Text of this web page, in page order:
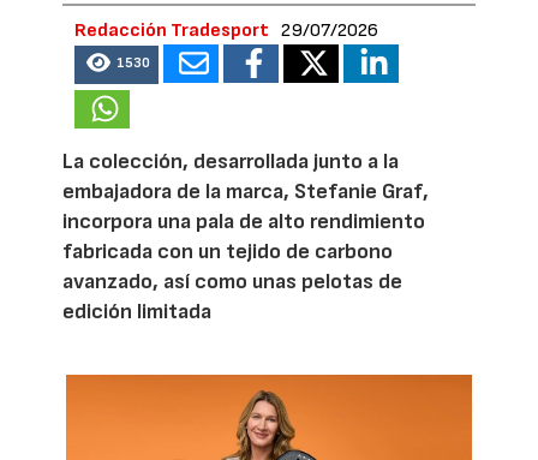
Redacción Tradesport 29/07/2026
1530
La colección, desarrollada junto a la
embajadora de la marca, Stefanie Graf,
incorpora una pala de alto rendimiento
fabricada con un tejido de carbono
avanzado, así como unas pelotas de
edición limitada